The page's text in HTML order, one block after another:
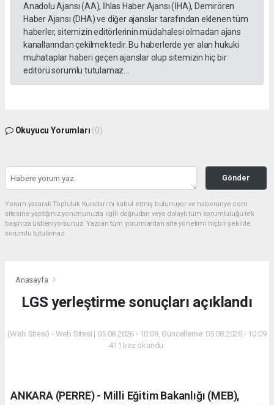
Anadolu Ajansı (AA), İhlas Haber Ajansı (İHA), Demirören
Haber Ajansı (DHA) ve diğer ajanslar tarafından eklenen tüm
haberler, sitemizin editörlerinin müdahalesi olmadan ajans
kanallarından çekilmektedir. Bu haberlerde yer alan hukuki
muhataplar haberi geçen ajanslar olup sitemizin hiç bir
editörü sorumlu tutulamaz...
Okuyucu Yorumları (0)
Gönder
Yorum yazarak Topluluk Kuralları’nı kabul etmiş bulunuyor ve haberunye.com
sitesine yaptığınız yorumunuzla ilgili doğrudan veya dolaylı tüm sorumluluğu tek
başınıza üstleniyorsunuz. Yazılan tüm yorumlardan site yönetimi hiçbir şekilde
sorumlu tutulamaz.
Anasayfa
LGS yerleştirme sonuçları açıklandı
(Web Sitesi) - Web Sitesi | 05.08.2026 - 10:09, Güncelleme: 05.08.2026 - 10:09
411 kez okundu.
ANKARA (PERRE) - Milli Eğitim Bakanlığı (MEB),